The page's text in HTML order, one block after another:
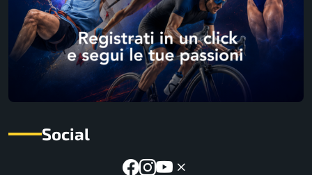
Social